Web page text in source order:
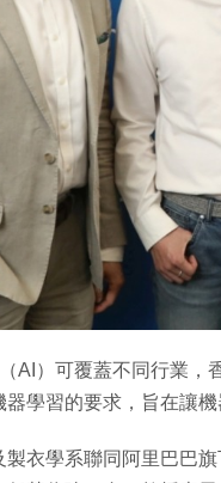
AI）可覆蓋不同行業
學習的要求，旨在讓
衣學系聯同阿里巴巴